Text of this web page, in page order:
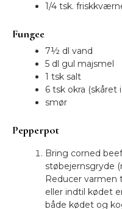
1/4 tsk.
Fungee
7½ dl vand
5 dl gul majsmel
1 tsk salt
6 tsk okra (skåret
smør
Pepperpot
Bring corned
støbejernsgryde
Reducer varmen
eller indtil kødet
både kødet og